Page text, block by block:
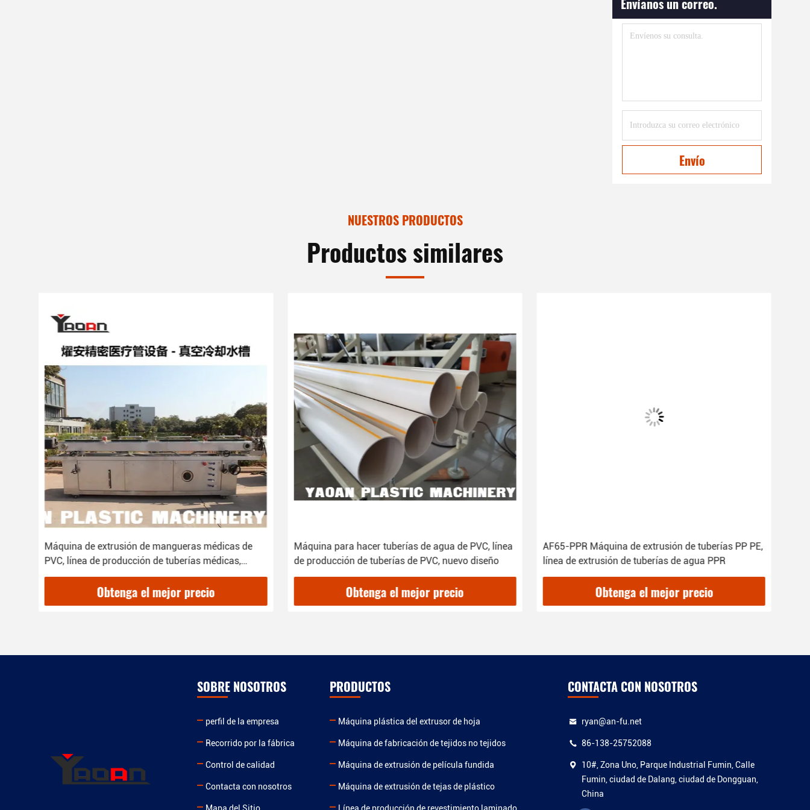
Envíanos un correo.
Envío
NUESTROS PRODUCTOS
Productos similares
Máquina de extrusión de mangueras médicas de
PVC, línea de producción de tuberías médicas,
diámetro 4-12 mm
Obtenga el mejor precio
Máquina para hacer tuberías de agua de PVC, línea
de producción de tuberías de PVC, nuevo diseño
Obtenga el mejor precio
AF65-PPR Máquina de extrusión de tuberías PP PE,
línea de extrusión de tuberías de agua PPR
Obtenga el mejor precio
SOBRE NOSOTROS
perfil de la empresa
Recorrido por la fábrica
Control de calidad
Contacta con nosotros
PRODUCTOS
Máquina plástica del extrusor de hoja
Máquina de fabricación de tejidos no tejidos
Máquina de extrusión de película fundida
Máquina de extrusión de tejas de plástico
CONTACTA CON NOSOTROS
ryan@an-fu.net
86-138-25752088
10#, Zona Uno, Parque Industrial Fumin, Calle
Fumin, ciudad de Dalang, ciudad de Dongguan,
China